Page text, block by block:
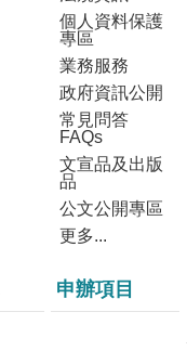
個人資料保護
專區
業務服務
政府資訊公開
常見問答
FAQs
文宣品及出版
品
公文公開專區
更多...
申辦項目